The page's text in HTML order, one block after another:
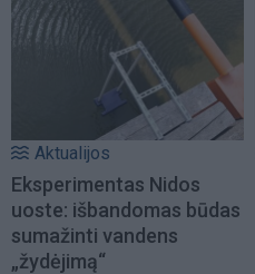
Aktualijos
Eksperimentas Nidos
uoste: išbandomas būdas
sumažinti vandens
„žydėjimą“